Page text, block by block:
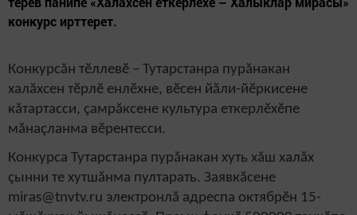
конкурс ирттерет.
Конкурсăн тӗллевӗ – Тутарстанра пурăнакан
халăхсен тӗрлӗ енлӗхне, вӗсен йăли-йӗркисене
кăтартасси, çамрăксене культура еткерлӗхӗпе
мăнаçланма вӗрентесси.
Конкурса Тутарстанра пурăнакан хуть хăш халăх
çынни те хутшăнма пултарать. Заявкăсене
miras@tnvtv.ru электронлă адреспа октябрӗн 15-